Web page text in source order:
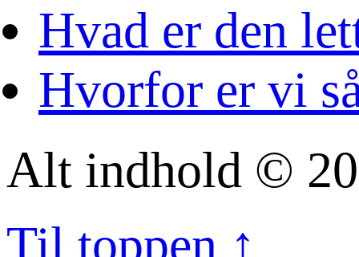
Hvad er den
Hvorfor er vi
Alt indhold ©
Til toppen ↑